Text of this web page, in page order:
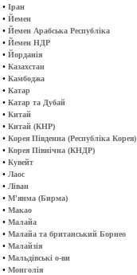
• Іран
• Йемен
• Йемен Арабська Республіка
• Йемен НДР
• Йорданія
• Казахстан
• Камбоджа
• Катар
• Катар та Дубай
• Китай
• Китай (КНР)
• Корея Південна (Республіка Корея)
• Корея Північна (КНДР)
• Кувейт
• Лаос
• Ліван
• М'янма (Бирма)
• Макао
• Малайа
• Малайа та британський Борнео
• Малайзія
• Мальдівські о-ви
• Монголія